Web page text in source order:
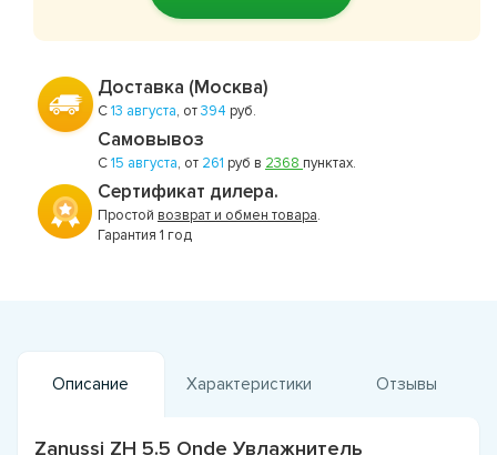
Доставка (Москва)
С13 августа, от394 руб.
Самовывоз
С15 августа, от 261 руб в 2368 пунктах.
Сертификат дилера.
Простой возврат и обмен товара.
Гарантия 1 год
Описание Характеристики Отзывы
Zanussi ZH 5.5 Onde Увлажнитель